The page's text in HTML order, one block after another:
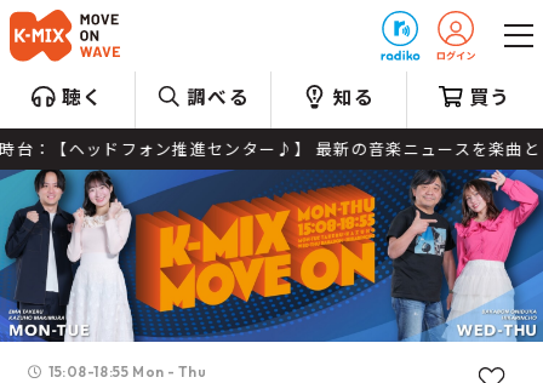
聴く 調べる 知る 買う
ン推進センター♪】 最新の音楽ニュースを楽曲とともに
15:08-18:55 Mon - Thu